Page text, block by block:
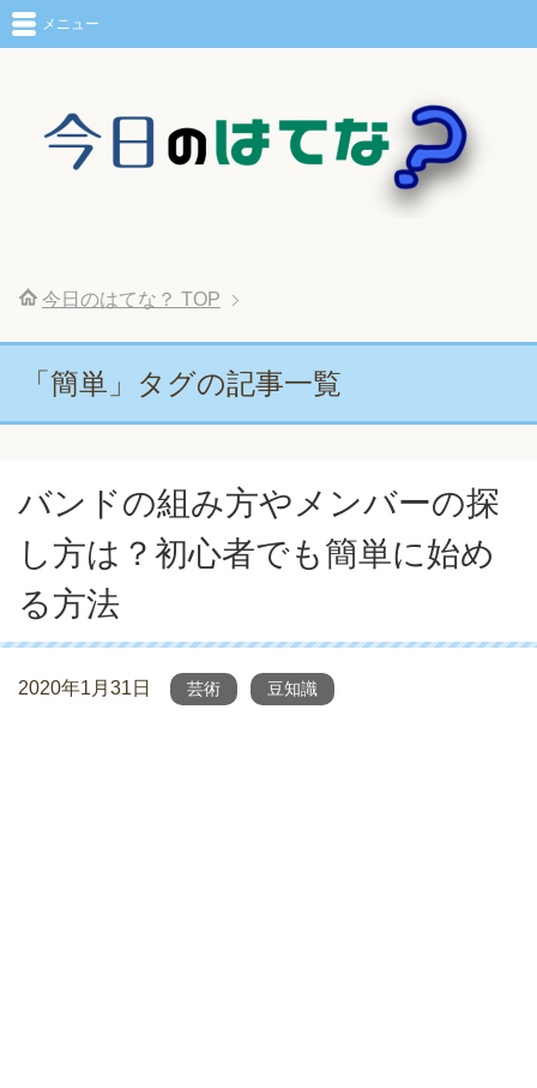
メニュー
今日のはてな？ TOP
「簡単」タグの記事一覧
バンドの組み方やメンバーの探
し方は？初心者でも簡単に始め
る方法
2020年1月31日 芸術 豆知識